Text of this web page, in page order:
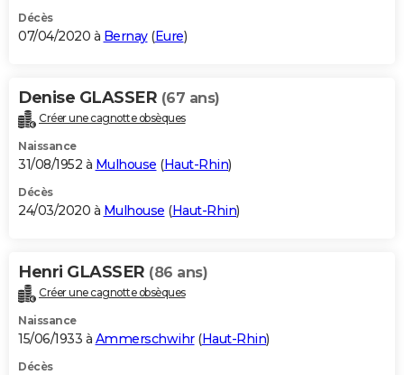
Décès
07/04/2020 à Bernay(Eure)
Denise GLASSER (67 ans)
Créer une cagnotte obsèques
Naissance
31/08/1952 à Mulhouse (Haut-Rhin)
Décès
24/03/2020 à Mulhouse (Haut-Rhin)
Henri GLASSER (86 ans)
Créer une cagnotte obsèques
Naissance
15/06/1933 à Ammerschwihr(Haut-Rhin)
Décès